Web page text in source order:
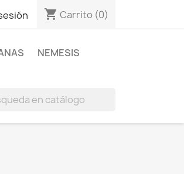
shopping_cart Carrito (0)
NEMESIS